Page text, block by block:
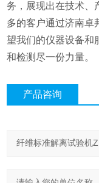
务，展现出在技术、
多的客户通过济南卓
望我们的仪器设备和
和检测尽一份力量。
产品咨询